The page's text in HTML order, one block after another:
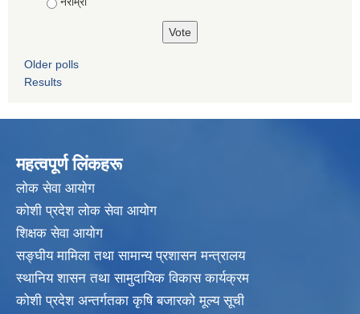
Older polls
Results
महत्वपूर्ण लिंकहरू
लाेक सेवा आयाेग
कोशी प्रदेश लोक सेवा आयोग
शिक्षक सेवा आयाेग
सङ्‍घीय मामिला तथा सामान्य प्रशासन मन्त्रालय
स्थानिय शासन तथा सामुदायिक विकास कार्यक्रम
कोशी प्रदेश अन्तर्गतका कृषि बजारको मूल्य सूची